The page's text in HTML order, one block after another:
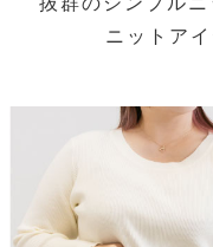
ニットア